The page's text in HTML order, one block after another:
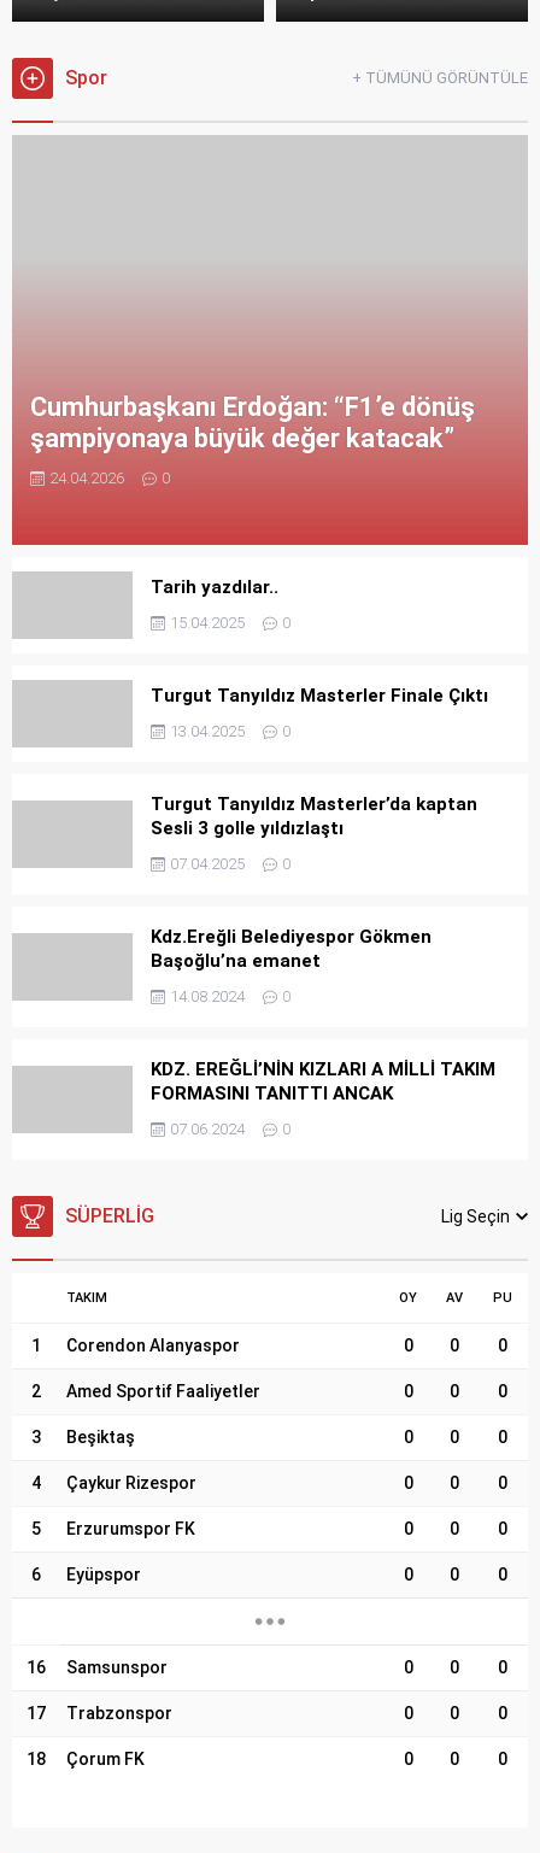
Spor + TÜMÜNÜ GÖRÜNTÜLE
Cumhurbaşkanı Erdoğan: “F1’e dönüş
şampiyonaya büyük değer katacak”
24.04.2026 0
Tarih yazdılar..
15.04.2025 0
Turgut Tanyıldız Masterler Finale Çıktı
13.04.2025 0
Turgut Tanyıldız Masterler’da kaptan
Sesli 3 golle yıldızlaştı
07.04.2025 0
Kdz.Ereğli Belediyespor Gökmen
Başoğlu’na emanet
14.08.2024 0
KDZ. EREĞLİ’NİN KIZLARI A MİLLİ TAKIM
FORMASINI TANITTI ANCAK
YETİŞTİKLERİ KULÜP KAPANIYOR!
07.06.2024 0
SÜPERLIG Lig Seçin
TAKIM OY AV PU
1 Corendon Alanyaspor 0 0 0
2 Amed Sportif Faaliyetler 0 0 0
3 Beşiktaş 0 0 0
4 Çaykur Rizespor 0 0 0
5 Erzurumspor FK 0 0 0
6 Eyüpspor 0 0 0
16 Samsunspor 0 0 0
17 Trabzonspor 0 0 0
18 Çorum FK 0 0 0